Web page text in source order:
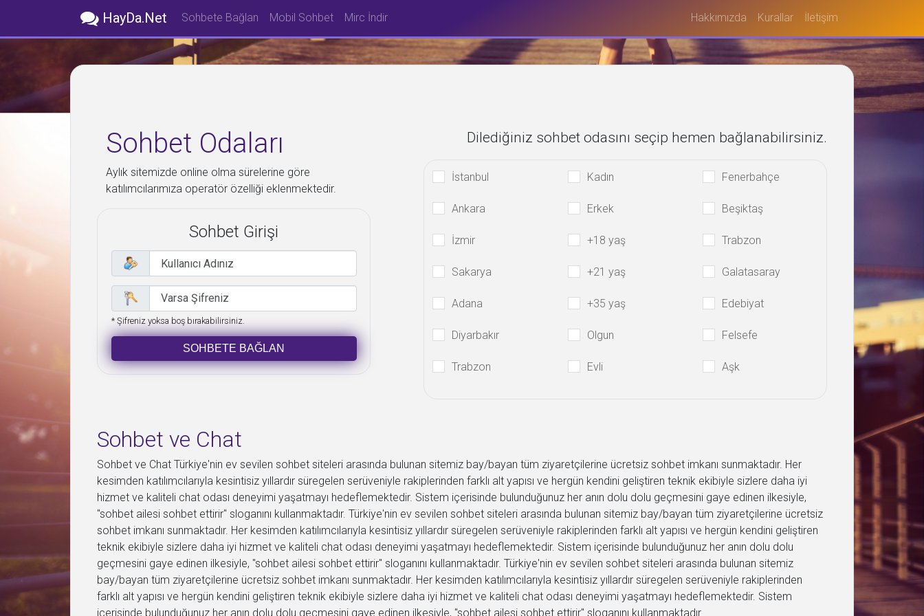
HayDa.Net Sohbete Bağlan Mobil Sohbet Mirc İndir Hakkımızda Kurallar İletişim
Sohbet Odaları
Aylık sitemizde online olma sürelerine göre
katılımcılarımıza operatör özelliği eklenmektedir.
Sohbet Girişi
* Şifreniz yoksa boş bırakabilirsiniz.
SOHBETE BAĞLAN
Dilediğiniz sohbet odasını seçip hemen bağlanabilirsiniz.
İstanbul
Ankara
İzmir
Sakarya
Adana
Diyarbakır
Trabzon
Kadın
Erkek
+18 yaş
+21 yaş
+35 yaş
Olgun
Evli
Fenerbahçe
Beşiktaş
Trabzon
Galatasaray
Edebiyat
Felsefe
Aşk
Sohbet ve Chat
Sohbet ve Chat Türkiye'nin ev sevilen sohbet siteleri arasında bulunan sitemiz bay/bayan tüm ziyaretçilerine ücretsiz sohbet imkanı sunmaktadır. Her
kesimden katılımcılarıyla kesintisiz yıllardır süregelen serüveniyle rakiplerinden farklı alt yapısı ve hergün kendini geliştiren teknik ekibiyle sizlere daha iyi
hizmet ve kaliteli chat odası deneyimi yaşatmayı hedeflemektedir. Sistem içerisinde bulunduğunuz her anın dolu dolu geçmesini gaye edinen ilkesiyle,
"sohbet ailesi sohbet ettirir" sloganını kullanmaktadır. Türkiye'nin ev sevilen sohbet siteleri arasında bulunan sitemiz bay/bayan tüm ziyaretçilerine ücretsiz
sohbet imkanı sunmaktadır. Her kesimden katılımcılarıyla kesintisiz yıllardır süregelen serüveniyle rakiplerinden farklı alt yapısı ve hergün kendini geliştiren
teknik ekibiyle sizlere daha iyi hizmet ve kaliteli chat odası deneyimi yaşatmayı hedeflemektedir. Sistem içerisinde bulunduğunuz her anın dolu dolu
geçmesini gaye edinen ilkesiyle, "sohbet ailesi sohbet ettirir" sloganını kullanmaktadır. Türkiye'nin ev sevilen sohbet siteleri arasında bulunan sitemiz
bay/bayan tüm ziyaretçilerine ücretsiz sohbet imkanı sunmaktadır. Her kesimden katılımcılarıyla kesintisiz yıllardır süregelen serüveniyle rakiplerinden
farklı alt yapısı ve hergün kendini geliştiren teknik ekibiyle sizlere daha iyi hizmet ve kaliteli chat odası deneyimi yaşatmayı hedeflemektedir. Sistem
içerisinde bulunduğunuz her anın dolu dolu geçmesini gaye edinen ilkesiyle, "sohbet ailesi sohbet ettirir" sloganını kullanmaktadır..